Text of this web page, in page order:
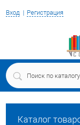
Вход Регистрация
Каталог